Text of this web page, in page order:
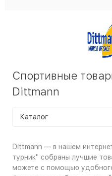
Спортивные
Dittmann
Каталог
Dittmann — в нашем
турник" собраны лучшие
можете с помощью